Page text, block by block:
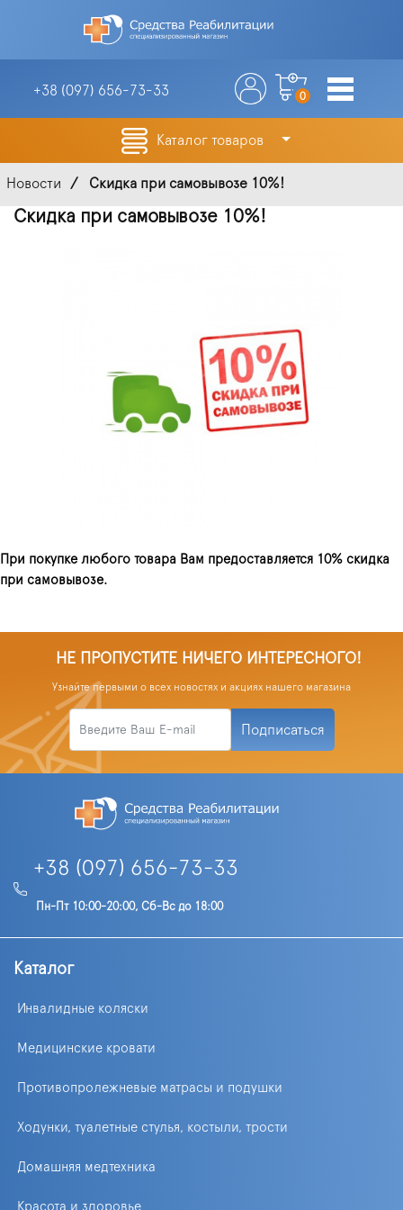
+38 (097) 656-73-33 0
Каталог товаров
Новости Скидка при самовывозе 10%!
Скидка при самовывозе 10%!
При покупке любого товара Вам предоставляется 10% скидка
при самовывозе.
НЕ ПРОПУСТИТЕ НИЧЕГО ИНТЕРЕСНОГО!
Узнайте первыми о всех новостях и акциях нашего магазина
Подписаться
+38 (097) 656-73-33
Пн-Пт 10:00-20:00, Сб-Вс до 18:00
Каталог
Инвалидные коляски
Медицинские кровати
Противопролежневые матрасы и подушки
Ходунки, туалетные стулья, костыли, трости
Домашняя медтехника
Красота и здоровье